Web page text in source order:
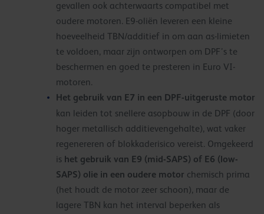
gevallen ook achterwaarts compatibel met
oudere motoren. E9-oliën leveren een kleine
hoeveelheid TBN/additief in om aan as-limieten
te voldoen, maar zijn ontworpen om DPF’s te
beschermen en goed te presteren in Euro VI-
motoren.
Het gebruik van E7 in een DPF-uitgeruste motor
kan leiden tot snellere asopbouw in de DPF (door
hoger metallisch additievengehalte), wat vaker
regenereren of blokkaderisico vereist. Omgekeerd
is het gebruik van E9 (mid-SAPS) of E6 (low-
SAPS) olie in een oudere motor chemisch prima
(het houdt de motor zeer schoon), maar de
lagere TBN kan het interval beperken als